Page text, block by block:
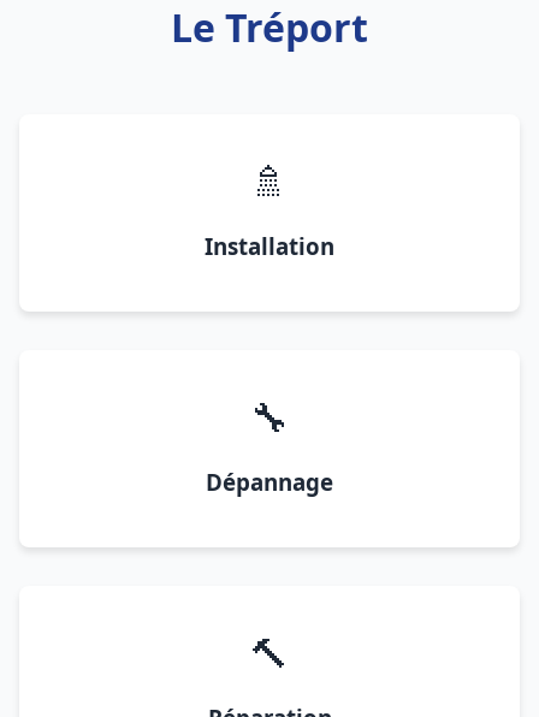
Le Tréport
🚿
Installation
🔧
Dépannage
🔨